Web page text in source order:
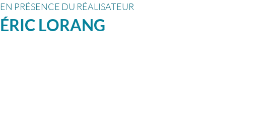
EN PRÉSENCE DU RÉALISATEUR
ÉRIC LORANG